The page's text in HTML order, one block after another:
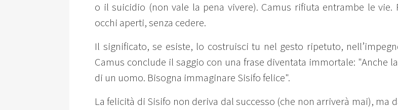
o il suicidio (non vale la pena vivere). Camus rifiuta entrambe le vie.
occhi aperti, senza cedere.
Il significato, se esiste, lo costruisci tu nel gesto ripetuto,
Camus conclude il saggio con una frase diventata immortale: "Anche
di un uomo. Bisogna immaginare Sisifo felice".
La felicità di Sisifo non deriva dal successo (che non arriverà mai), ma